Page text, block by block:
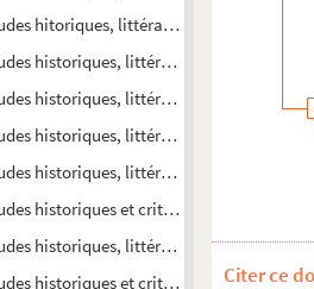
hitoriques, littéraires et religieuses
historiques, littéraires, religieuses et
historiques, littéraires, religieuses et
historiques, littéraires, religieuses et
historiques, littéraires et religieuses
historiques et critiques publiées
historiques, littéraires et critiques
historiques et critiques publiées
Citer ce